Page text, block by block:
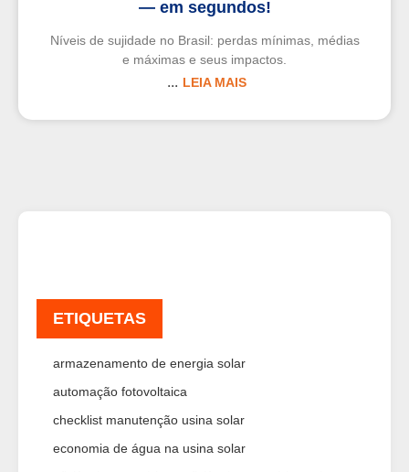
— em segundos!
Níveis de sujidade no Brasil: perdas mínimas, médias
e máximas e seus impactos.
LEIA MAIS
ETIQUETAS
armazenamento de energia solar
automação fotovoltaica
checklist manutenção usina solar
economia de água na usina solar